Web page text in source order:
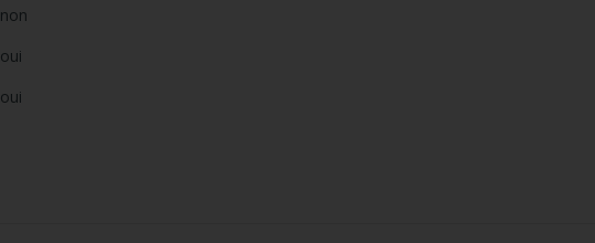
non
oui
oui